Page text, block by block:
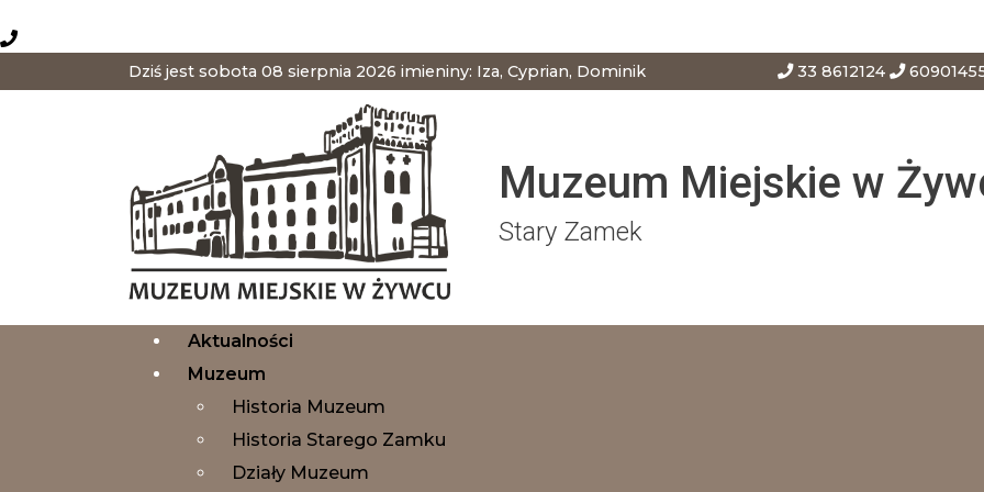
treści
Zadzwoń do nasDziś jest sobota 08 sierpnia 2026 imieniny: Iza, Cyprian, Dominik 33 8612124
Muzeum Miejskie w
Stary Zamek
Aktualności
Muzeum
Historia Muzeum
Historia Starego Zamku
Działy Muzeum